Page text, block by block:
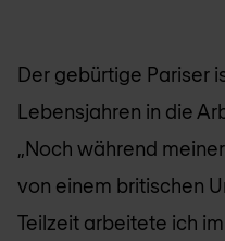
Der gebürtige Pariser
Lebensjahren in die
„Noch während
von einem britischen
Teilzeit arbeitete ich